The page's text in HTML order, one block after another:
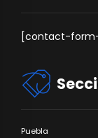
[contact-form-
Puebla